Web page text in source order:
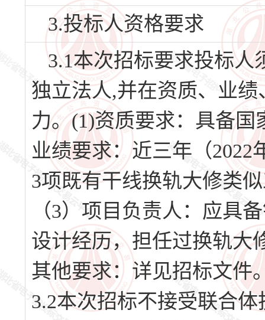
3.投标人资格要求
3.1本次招标要求投标人
独立法人,并在资质、业
力。(1)资质要求：具备
业绩要求：近三年（2022
3项既有干线换轨大修类
（3）项目负责人：应具
设计经历，担任过换轨大
其他要求：详见招标文件
3.2本次招标不接受联合体